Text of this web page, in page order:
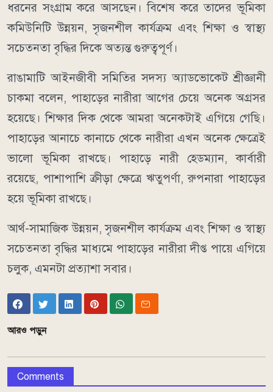
ধরনের সংগ্রাম করে আসছেন। বিশেষ করে তাদের ভূমিকা
কমিউনিটি উন্নয়ন, সৃজনশীল কার্যক্রম এবং শিক্ষা ও স্বাস্থ্য
সচেতনতা বৃদ্ধির দিকে অত্যন্ত গুরুত্বপূর্ণ।
রাঙামাটি আইনজীবী সমিতির সদস্য অ্যাডভোকেট শ্রীজ্ঞানী
চাকমা বলেন, পাহাড়ের নারীরা আগের চেয়ে অনেক অগ্রসর
হয়েছে। শিক্ষার দিক থেকে আমরা অনেকটাই এগিয়ে গেছি।
পাহাড়ের আনাচে কানাচে থেকে নারীরা এখন অনেক ক্ষেত্রেই
ভালো ভূমিকা রাখছে। পাহাড়ে নারী হেডম্যান, কার্বারী
রয়েছে, পাশাপাশি ক্রীড়া ক্ষেত্রে ঋতুপর্ণা, রুপনারা পাহাড়ের
হয়ে ভূমিকা রাখছে।
আর্থ-সামাজিক উন্নয়ন, সৃজনশীল কার্যক্রম এবং শিক্ষা ও স্বাস্থ্য
সচেতনতা বৃদ্ধির মাধ্যমে পাহাড়ের নারীরা দীপ্ত পায়ে এগিয়ে
চলুক, এমনটা প্রত্যাশা সবার।
আরও পড়ুন
Comments